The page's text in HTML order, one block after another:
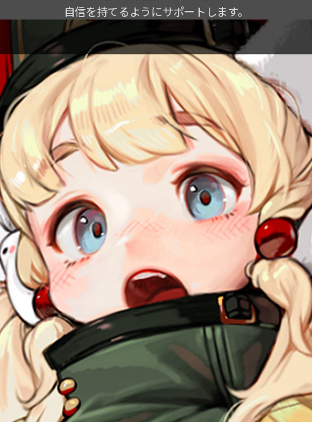
自信を持てるようにサポートします。
Rinotuna(リノツナ)
現) Arteum Academy
人体ドローイング／イラスト講座の講師
フリーランスのイラストレーター
【出版】
『お絵描きチュートリアル』
『色塗りチュートリアル』
『ポージング・チュートリアル』
『光と色のチュートリアル』